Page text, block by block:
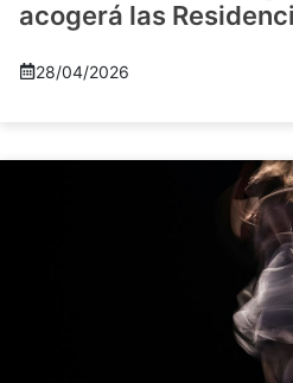
acogerá las
28/04/2026